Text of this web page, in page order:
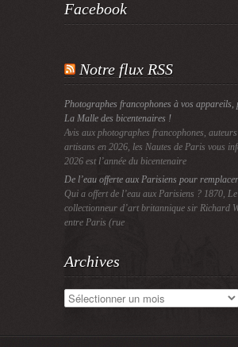
Facebook
Notre flux RSS
Photographes francophones à vos appareils,
La Malle des bicentenaires !
Avis aux photographes francophones,
artisans en 2026, les Nautes de Paris vous
2026 est l’année du bicentenaire
De l’eau offerte aux Parisiens pour
Qui a offert de l’eau aux Parisiens ? 1870, Le
collectionneur d’art britannique sir Richard
entre Paris (rue
Archives
Archives